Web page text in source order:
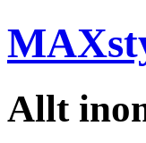
Allt